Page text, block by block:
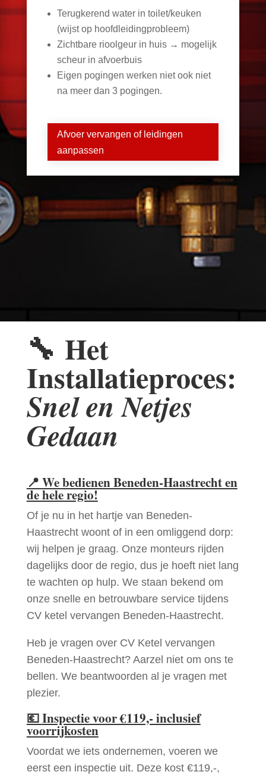
Terugkerend water in toilet/keuken
(wijst op hoofdleidingprobleem)
Zichtbare rioolgeur in huis → mogelijk
scheur in afvoerbuis
Eigen pogingen werken niet ook niet
na meer dan 3 pogingen.
Afvoer vervangen of leidingen
aanpassen
🔧 Het
Installatieproces:
Snel en Netjes
Gedaan
📍 We bedienen Beneden-Haastrecht en
de hele regio!
Of je nu in het hartje van Beneden-
Haastrecht woont of in een omliggend dorp:
wij helpen je graag. Onze monteurs rijden
dagelijks door de regio, dus je hoeft niet lang
te wachten op hulp. We staan bekend om
onze snelle en betrouwbare service tijdens
CV ketel vervangen Beneden-Haastrecht.
Heb je vragen over CV Ketel vervangen
Beneden-Haastrecht? Aarzel niet om ons te
bellen. We beantwoorden al je vragen met
plezier.
💶Inspectie voor €119,- inclusief
voorrijkosten
Voordat we iets ondernemen, voeren we
eerst een inspectie uit. Deze kost €119,-,